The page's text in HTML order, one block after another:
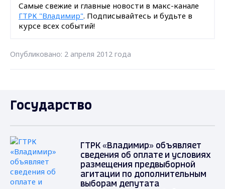
Самые свежие и главные новости в макс-канале
ГТРК "Владимир". Подписывайтесь и будьте в
курсе всех событий!
Опубликовано: 2 апреля 2012 года
Государство
ГТРК «Владимир» объявляет
сведения об оплате и условиях
размещения предвыборной
агитации по дополнительным
выборам депутата